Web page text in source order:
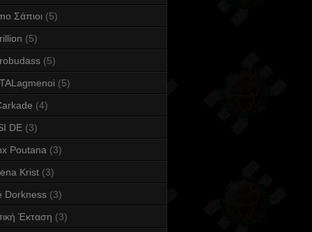
Σάπιοι (5)
(5)
(5)
(5)
(4)
DE (3)
Poutana (3)
Krist (3)
Dorkness (3)
Έκταση (3)